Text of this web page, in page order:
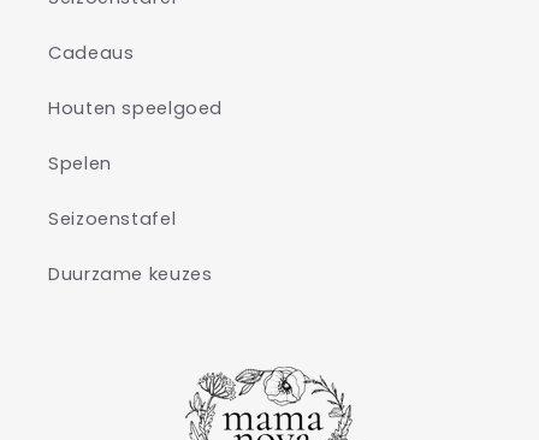
Cadeaus
Houten speelgoed
Spelen
Seizoenstafel
Duurzame keuzes